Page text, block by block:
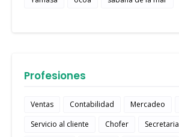
Profesiones
Ventas Contabilidad Mercadeo
Servicio al cliente
Chofer Secretaria